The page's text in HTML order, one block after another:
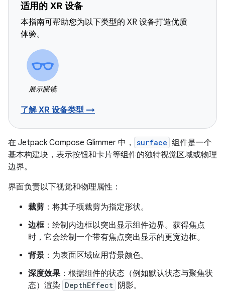
适用的 XR 设备
本指南可帮助您为以下类型的 XR 设备打造优质
体验。
展示眼镜
了解 XR 设备类型 →
在 Jetpack Compose Glimmer 中， surface 组件是一个
基本构建块，表示按钮和卡片等组件的独特视觉区域或物理
边界。
界面负责以下视觉和物理属性：
裁剪 ：将其子项裁剪为指定形状。
边框：绘制内边框以突出显示组件边界。获得焦点
时，它会绘制一个带有焦点突出显示的更宽边框。
背景 ：为表面区域应用背景颜色。
深度效果 ：根据组件的状态（例如默认状态与聚焦状
态）渲染 DepthEffect 阴影。